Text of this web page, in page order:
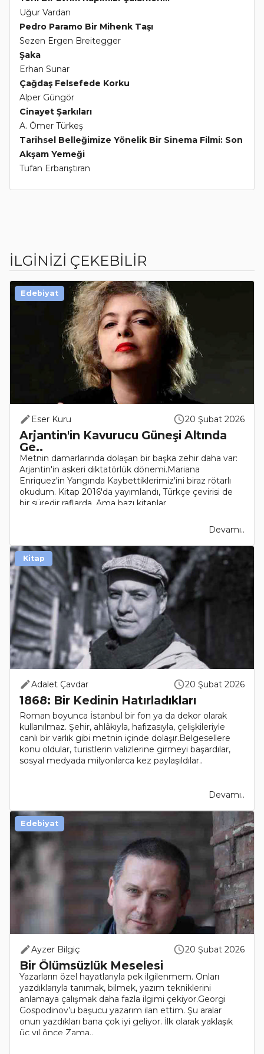
Uğur Vardan
Pedro Paramo Bir Mihenk Taşı
Sezen Ergen Breitegger
Şaka
Erhan Sunar
Çağdaş Felsefede Korku
Alper Güngör
Cinayet Şarkıları
A. Ömer Türkeş
Tarihsel Belleğimize Yönelik Bir Sinema Filmi: Son
Akşam Yemeği
Tufan Erbarıştıran
İLGİNİZİ ÇEKEBİLİR
Eser Kuru 20 Şubat 2026
Arjantin'in Kavurucu Güneşi Altında
Ge..
Metnin damarlarında dolaşan bir başka zehir daha var:
Arjantin'in askeri diktatörlük dönemi.Mariana
Enriquez'in Yangında Kaybettiklerimiz'ini biraz rötarlı
okudum. Kitap 2016'da yayımlandı, Türkçe çevirisi de
bir süredir raflarda. Ama bazı kitaplar..
Devamı..
Edebiyat
Adalet Çavdar 20 Şubat 2026
1868: Bir Kedinin Hatırladıkları
Roman boyunca İstanbul bir fon ya da dekor olarak
kullanılmaz. Şehir, ahlâkıyla, hafızasıyla, çelişkileriyle
canlı bir varlık gibi metnin içinde dolaşır.Belgesellere
konu oldular, turistlerin valizlerine girmeyi başardılar,
sosyal medyada milyonlarca kez paylaşıldılar..
Devamı..
Kitap
Ayzer Bilgiç 20 Şubat 2026
Bir Ölümsüzlük Meselesi
Yazarların özel hayatlarıyla pek ilgilenmem. Onları
yazdıklarıyla tanımak, bilmek, yazım tekniklerini
anlamaya çalışmak daha fazla ilgimi çekiyor.Georgi
Gospodinov’u başucu yazarım ilan ettim. Şu aralar
onun yazdıkları bana çok iyi geliyor. İlk olarak yaklaşık
üç yıl önce Zama..
Edebiyat